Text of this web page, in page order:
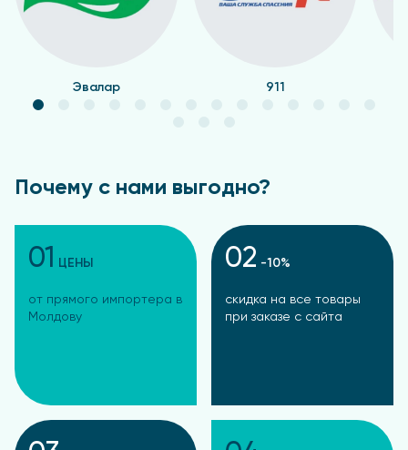
Эвалар 911
Почему с нами выгодно?
01 ЦЕНЫ
от прямого импортера в
Молдову
02 -10%
скидка на все товары
при заказе с сайта